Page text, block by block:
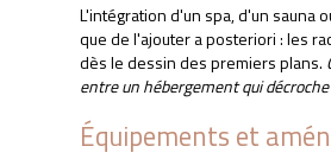
L'intégration d'un spa, d'un sauna
que de l'ajouter a posteriori : les
dès le dessin des premiers plans.
entre un hébergement qui
Équipements et